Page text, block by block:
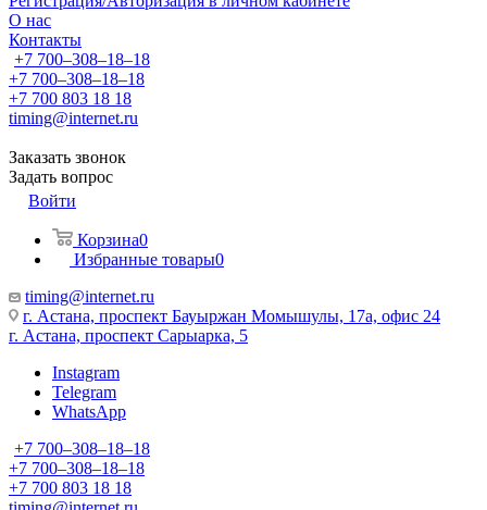
О нас
Контакты
+7 700‒308‒18‒18
+7 700‒308‒18‒18
+7 700 803 18 18
timing@internet.ru
Заказать звонок
Задать вопрос
Войти
Корзина0
Избранные товары0
timing@internet.ru
г. Астана, проспект Бауыржан Момышулы, 17а, офис 24
г. Астана, проспект Сарыарка, 5
Instagram
Telegram
WhatsApp
+7 700‒308‒18‒18
+7 700‒308‒18‒18
+7 700 803 18 18